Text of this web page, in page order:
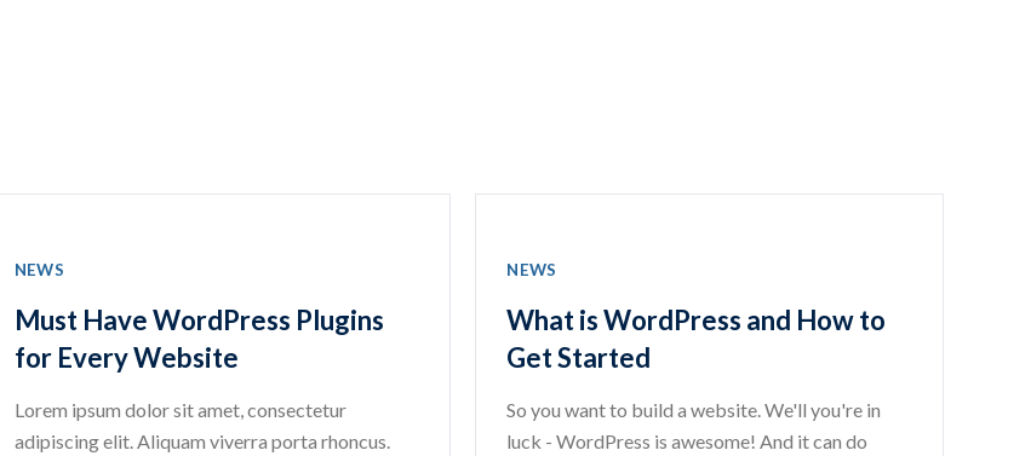
NEWS
Must Have WordPress Plugins
for Every Website
Lorem ipsum dolor sit amet, consectetur
adipiscing elit. Aliquam viverra porta rhoncus.
NEWS
What is WordPress and How to
Get Started
So you want to build a website. We'll you're in
luck - WordPress is awesome! And it can do